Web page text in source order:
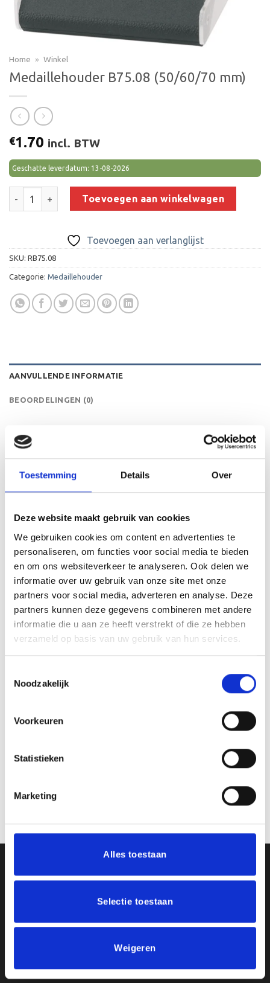
Toestemming Details Over
Deze website maakt gebruik van cookies
We gebruiken cookies om content en advertenties te
personaliseren, om functies voor social media te bieden
en om ons websiteverkeer te analyseren. Ook delen we
informatie over uw gebruik van onze site met onze
partners voor social media, adverteren en analyse. Deze
partners kunnen deze gegevens combineren met andere
informatie die u aan ze heeft verstrekt of die ze hebben
verzameld op basis van uw gebruik van hun services.
Noodzakelijk
Voorkeuren
Statistieken
Marketing
Alles toestaan
Selectie toestaan
Weigeren
Home » Winkel
Medaillehouder B75.08 (50/60/70 mm)
€1.70 incl. BTW
Geschatte leverdatum: 13-08-2026
Medaillehouder B75.08 (50/60/70 mm) aantal
Toevoegen aan winkelwagen
Toevoegen aan verlanglijst
SKU: RB75.08
Categorie: Medaillehouder
AANVULLENDE INFORMATIE
BEOORDELINGEN (0)
HOOGTE
LEVERTIJD 2 werkdagen
GERELATEERDE PRODUCTEN
Toevoegen
aan
verlanglijst
Medaillehouder B110 (50
Toevoegen aan
Toevoegen
aan
verlanglijst
Medaillehouder B165 (70
Toevoegen aan
Van Zanden Sportprijzen